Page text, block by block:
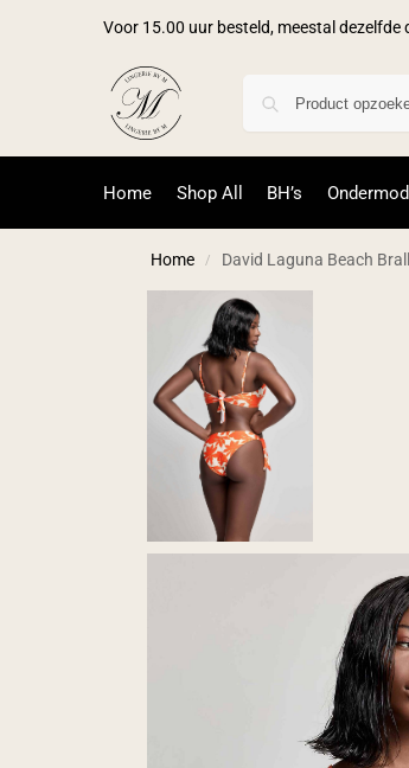
Voor 15.00 uur besteld, meestal dezelfde
Home Shop All BH’s
Home / David Laguna Beach